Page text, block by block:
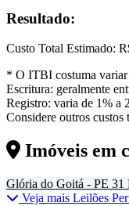
Resultado:
Custo Total Estimado:
* O ITBI costuma
Escritura: geralmente
Registro: varia de 1% a
Considere outros
Imóveis em
Glória do Goitá - PE 31
Veja mais Leilões